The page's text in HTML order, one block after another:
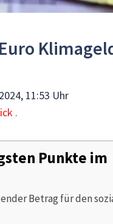
11:53 Uhr
.
Punkte im
Betrag für den